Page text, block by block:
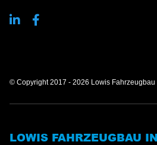
© Copyright 2017 - 2026 Lowis Fahrzeugbau
LOWIS FAHRZEUGBAU